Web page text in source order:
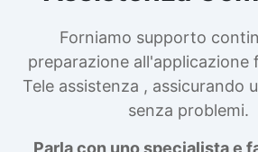
Forniamo supporto
preparazione all'applicazione
Tele assistenza , assicurando
senza problemi.
Parla con uno specialista e